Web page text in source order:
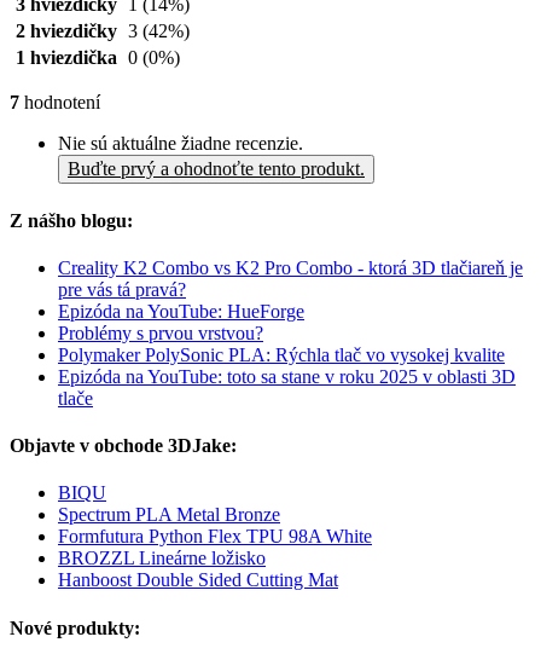
3 hviezdičky 1 (14%)
2 hviezdičky 3 (42%)
1 hviezdička 0 (0%)
7 hodnotení
Nie sú aktuálne žiadne recenzie.
Buďte prvý a ohodnoťte tento produkt.
Z nášho blogu:
Creality K2 Combo vs K2 Pro Combo - ktorá 3D tlačiareň je
pre vás tá pravá?
Epizóda na YouTube: HueForge
Problémy s prvou vrstvou?
Polymaker PolySonic PLA: Rýchla tlač vo vysokej kvalite
Epizóda na YouTube: toto sa stane v roku 2025 v oblasti 3D
tlače
Objavte v obchode 3DJake:
BIQU
Spectrum PLA Metal Bronze
Formfutura Python Flex TPU 98A White
BROZZL Lineárne ložisko
Hanboost Double Sided Cutting Mat
Nové produkty: